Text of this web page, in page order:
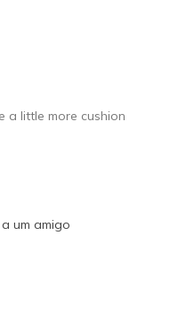
a little more cushion
um amigo